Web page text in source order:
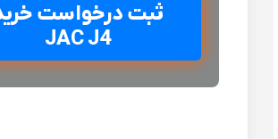
ثبت درخواست
JAC J4